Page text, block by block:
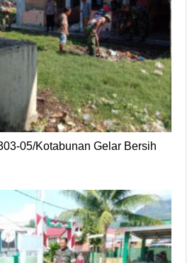
05/Kotabunan Gelar Bersih